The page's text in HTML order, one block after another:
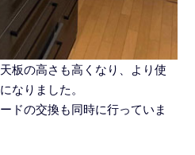
板の高さも高くなり、より使
なりました。
ドの交換も同時に行っていま